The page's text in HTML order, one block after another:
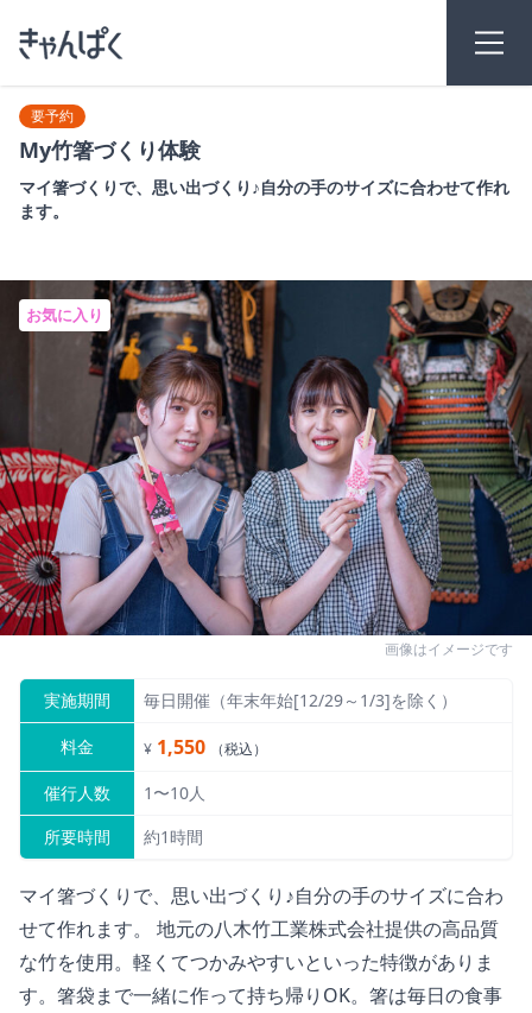
要予約
My竹箸づくり体験
マイ箸づくりで、思い出づくり♪自分の手のサイズに合わせて作れ
ます。
画像はイメージです
お気に入り
実施期間 毎日開催（年末年始[12/29～1/3]を除く）
料金 ¥ 1,550 （税込）
催行人数
1〜10人
所要時間
約1時間
マイ箸づくりで、思い出づくり♪自分の手のサイズに合わ
せて作れます。 地元の八木竹工業株式会社提供の高品質
な竹を使用。軽くてつかみやすいといった特徴がありま
す。箸袋まで一緒に作って持ち帰りOK。箸は毎日の食事